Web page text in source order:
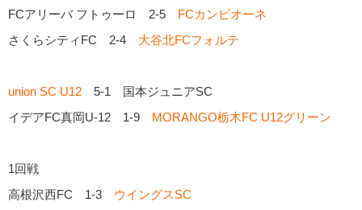
FCアリーバ フトゥーロ 2-5 FCカンピオーネ
さくらシティFC 2-4 大谷北FCフォルテ
union SC U12 5-1 国本ジュニアSC
イデアFC真岡U-12 1-9 MORANGO栃木FC U12グリーン
1回戦
高根沢西FC 1-3 ウイングスSC